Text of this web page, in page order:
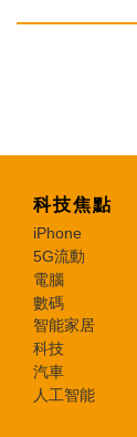
科技焦點
iPhone
5G流動
電腦
數碼
智能家居
科技
汽車
人工智能